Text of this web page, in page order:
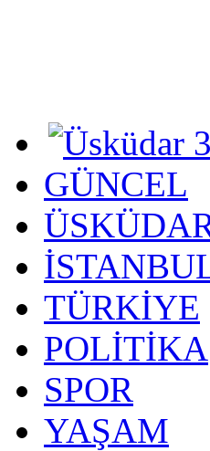
GÜNCEL
TÜRKİYE
POLİTİKA
SPOR
YAŞAM